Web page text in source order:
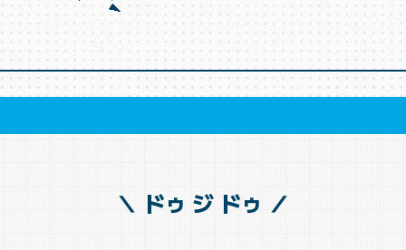
＼ ドゥ ジ ドゥ ／